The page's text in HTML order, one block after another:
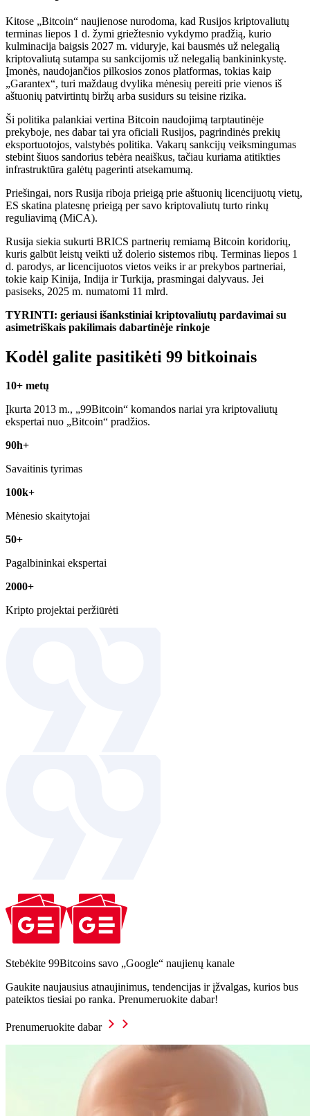
Kitose „Bitcoin“ naujienose nurodoma, kad Rusijos kriptovaliutų
terminas liepos 1 d. žymi griežtesnio vykdymo pradžią, kurio
kulminacija baigsis 2027 m. viduryje, kai bausmės už nelegalią
kriptovaliutą sutampa su sankcijomis už nelegalią bankininkystę.
Įmonės, naudojančios pilkosios zonos platformas, tokias kaip
„Garantex“, turi maždaug dvylika mėnesių pereiti prie vienos iš
aštuonių patvirtintų biržų arba susidurs su teisine rizika.
Ši politika palankiai vertina Bitcoin naudojimą tarptautinėje
prekyboje, nes dabar tai yra oficiali Rusijos, pagrindinės prekių
eksportuotojos, valstybės politika. Vakarų sankcijų veiksmingumas
stebint šiuos sandorius tebėra neaiškus, tačiau kuriama atitikties
infrastruktūra galėtų pagerinti atsekamumą.
Priešingai, nors Rusija riboja prieigą prie aštuonių licencijuotų vietų,
ES skatina platesnę prieigą per savo kriptovaliutų turto rinkų
reguliavimą (MiCA).
Rusija siekia sukurti BRICS partnerių remiamą Bitcoin koridorių,
kuris galbūt leistų veikti už dolerio sistemos ribų. Terminas liepos 1
d. parodys, ar licencijuotos vietos veiks ir ar prekybos partneriai,
tokie kaip Kinija, Indija ir Turkija, prasmingai dalyvaus. Jei
pasiseks, 2025 m. numatomi 11 mlrd.
TYRINTI: geriausi išankstiniai kriptovaliutų pardavimai su
asimetriškais pakilimais dabartinėje rinkoje
Kodėl galite pasitikėti 99 bitkoinais
10+ metų
Įkurta 2013 m., „99Bitcoin“ komandos nariai yra kriptovaliutų
ekspertai nuo „Bitcoin“ pradžios.
90h+
Savaitinis tyrimas
100k+
Mėnesio skaitytojai
50+
Pagalbininkai ekspertai
2000+
Kripto projektai peržiūrėti
Stebėkite 99Bitcoins savo „Google“ naujienų kanale
Gaukite naujausius atnaujinimus, tendencijas ir įžvalgas, kurios bus
pateiktos tiesiai po ranka. Prenumeruokite dabar!
Prenumeruokite dabar